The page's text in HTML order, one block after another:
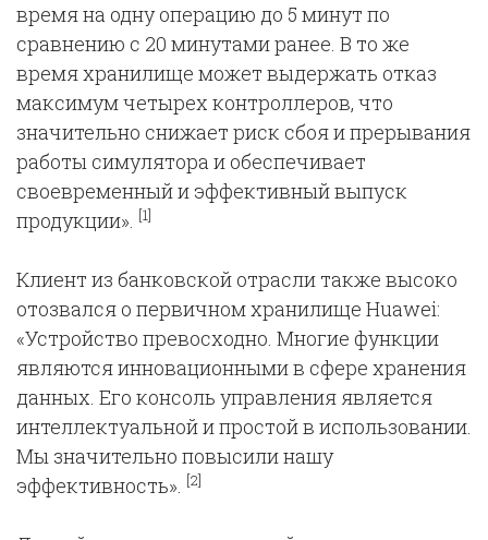
время на одну операцию до 5 минут по
сравнению с 20 минутами ранее. В то же
время хранилище может выдержать отказ
максимум четырех контроллеров, что
значительно снижает риск сбоя и прерывания
работы симулятора и обеспечивает
своевременный и эффективный выпуск
продукции». [1]
Клиент из банковской отрасли также высоко
отозвался о первичном хранилище Huawei:
«Устройство превосходно. Многие функции
являются инновационными в сфере хранения
данных. Его консоль управления является
интеллектуальной и простой в использовании.
Мы значительно повысили нашу
эффективность». [2]